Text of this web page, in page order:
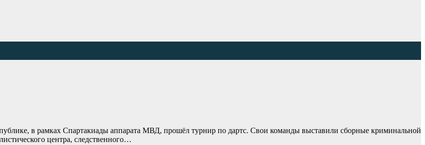
в рамках Спартакиады аппарата МВД, прошёл турнир по дартс. Свои команды выставили сборные криминальной
центра, следственного…